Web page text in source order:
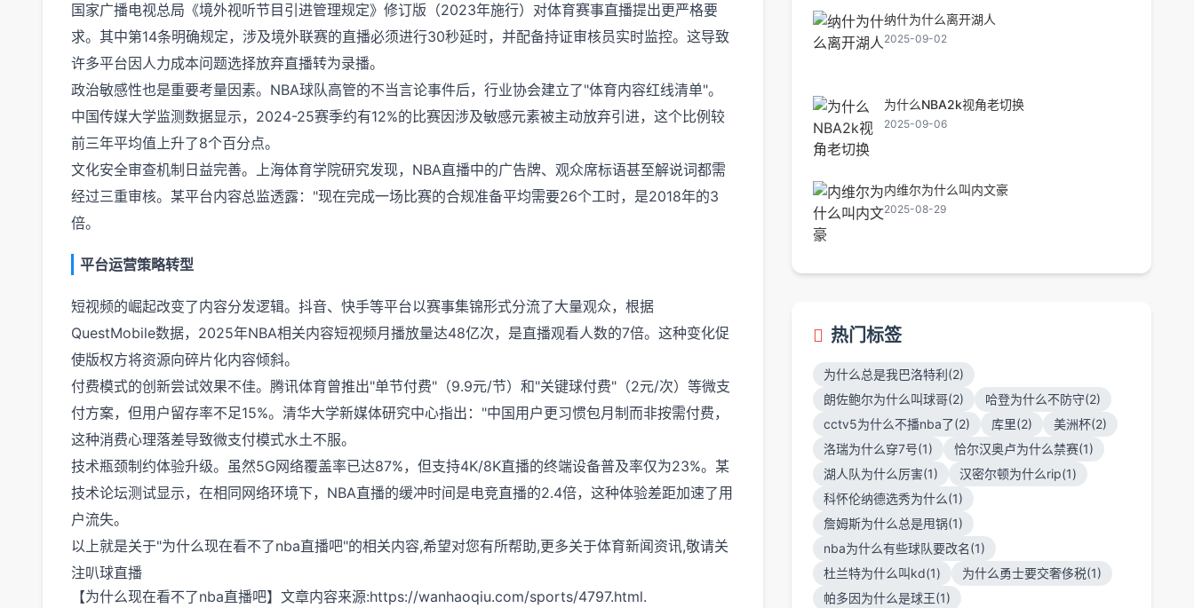
国家广播电视总局《境外视听节目引进管理规定》修订版（2023年施行）对体育赛事直播提出更严格要
求。其中第14条明确规定，涉及境外联赛的直播必须进行30秒延时，并配备持证审核员实时监控。这导致
许多平台因人力成本问题选择放弃直播转为录播。
政治敏感性也是重要考量因素。NBA球队高管的不当言论事件后，行业协会建立了"体育内容红线清单"。
中国传媒大学监测数据显示，2024-25赛季约有12%的比赛因涉及敏感元素被主动放弃引进，这个比例较
前三年平均值上升了8个百分点。
文化安全审查机制日益完善。上海体育学院研究发现，NBA直播中的广告牌、观众席标语甚至解说词都需
经过三重审核。某平台内容总监透露："现在完成一场比赛的合规准备平均需要26个工时，是2018年的3
倍。
平台运营策略转型
短视频的崛起改变了内容分发逻辑。抖音、快手等平台以赛事集锦形式分流了大量观众，根据
QuestMobile数据，2025年NBA相关内容短视频月播放量达48亿次，是直播观看人数的7倍。这种变化促
使版权方将资源向碎片化内容倾斜。
付费模式的创新尝试效果不佳。腾讯体育曾推出"单节付费"（9.9元/节）和"关键球付费"（2元/次）等微支
付方案，但用户留存率不足15%。清华大学新媒体研究中心指出："中国用户更习惯包月制而非按需付费，
这种消费心理落差导致微支付模式水土不服。
技术瓶颈制约体验升级。虽然5G网络覆盖率已达87%，但支持4K/8K直播的终端设备普及率仅为23%。某
技术论坛测试显示，在相同网络环境下，NBA直播的缓冲时间是电竞直播的2.4倍，这种体验差距加速了用
户流失。
以上就是关于"为什么现在看不了nba直播吧"的相关内容,希望对您有所帮助,更多关于体育新闻资讯,敬请关
注叭球直播
【为什么现在看不了nba直播吧】文章内容来源:https://wanhaoqiu.com/sports/4797.html.
纳什为什么离开湖人
2025-09-02
为什么NBA2k视角老切换
2025-09-06
内维尔为什么叫内文豪
2025-08-29
热门标签
为什么总是我巴洛特利(2)
朗佐鲍尔为什么叫球哥(2)
哈登为什么不防守(2)
cctv5为什么不播nba了(2)
库里(2)
美洲杯(2)
洛瑞为什么穿7号(1)
恰尔汉奥卢为什么禁赛(1)
湖人队为什么厉害(1)
汉密尔顿为什么rip(1)
科怀伦纳德选秀为什么(1)
詹姆斯为什么总是甩锅(1)
nba为什么有些球队要改名(1)
杜兰特为什么叫kd(1)
为什么勇士要交奢侈税(1)
帕多因为什么是球王(1)